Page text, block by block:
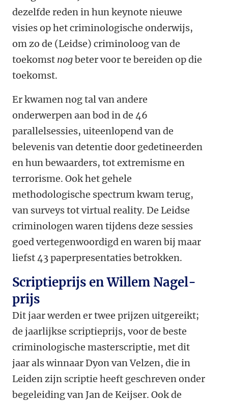
dezelfde reden in hun keynote nieuwe
visies op het criminologische onderwijs,
om zo de (Leidse) criminoloog van de
toekomst nogbeter voor te bereiden op die
toekomst.
Er kwamen nog tal van andere
onderwerpen aan bod in de 46
parallelsessies, uiteenlopend van de
belevenis van detentie door gedetineerden
en hun bewaarders, tot extremisme en
terrorisme. Ook het gehele
methodologische spectrum kwam terug,
van surveys tot virtual reality. De Leidse
criminologen waren tijdens deze sessies
goed vertegenwoordigd en waren bij maar
liefst 43 paperpresentaties betrokken.
Scriptieprijs en Willem Nagel-
prijs
Dit jaar werden er twee prijzen uitgereikt;
de jaarlijkse scriptieprijs, voor de beste
criminologische masterscriptie, met dit
jaar als winnaar Dyon van Velzen, die in
Leiden zijn scriptie heeft geschreven onder
begeleiding van Jan de Keijser. Ook de